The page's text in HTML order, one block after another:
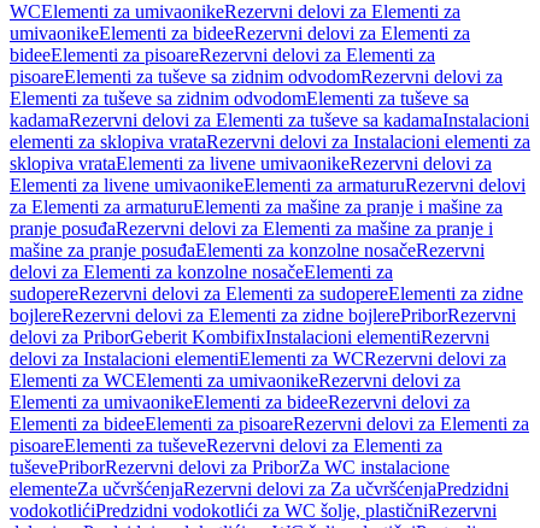
WCElementi za umivaonikeRezervni delovi za Elementi za
umivaonikeElementi za bideeRezervni delovi za Elementi za
bideeElementi za pisoareRezervni delovi za Elementi za
pisoareElementi za tuševe sa zidnim odvodomRezervni delovi za
Elementi za tuševe sa zidnim odvodomElementi za tuševe sa
kadamaRezervni delovi za Elementi za tuševe sa kadamaInstalacioni
elementi za sklopiva vrataRezervni delovi za Instalacioni elementi za
sklopiva vrataElementi za livene umivaonikeRezervni delovi za
Elementi za livene umivaonikeElementi za armaturuRezervni delovi
za Elementi za armaturuElementi za mašine za pranje i mašine za
pranje posuđaRezervni delovi za Elementi za mašine za pranje i
mašine za pranje posuđaElementi za konzolne nosačeRezervni
delovi za Elementi za konzolne nosačeElementi za
sudopereRezervni delovi za Elementi za sudopereElementi za zidne
bojlereRezervni delovi za Elementi za zidne bojlerePriborRezervni
delovi za PriborGeberit KombifixInstalacioni elementiRezervni
delovi za Instalacioni elementiElementi za WCRezervni delovi za
Elementi za WCElementi za umivaonikeRezervni delovi za
Elementi za umivaonikeElementi za bideeRezervni delovi za
Elementi za bideeElementi za pisoareRezervni delovi za Elementi za
pisoareElementi za tuševeRezervni delovi za Elementi za
tuševePriborRezervni delovi za PriborZa WC instalacione
elementeZa učvršćenjaRezervni delovi za Za učvršćenjaPredzidni
vodokotlićiPredzidni vodokotlići za WC šolje, plastičniRezervni